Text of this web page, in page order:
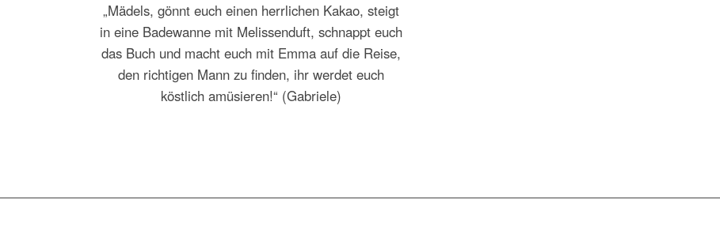
„Mädels, gönnt euch einen herrlichen Kakao, steigt
in eine Badewanne mit Melissenduft, schnappt euch
das Buch und macht euch mit Emma auf die Reise,
den richtigen Mann zu finden, ihr werdet euch
köstlich amüsieren!“ (Gabriele)